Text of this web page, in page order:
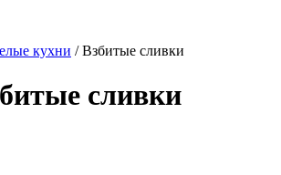
кухни / Взбитые сливки
сливки